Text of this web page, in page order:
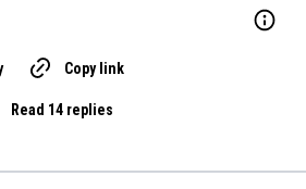
Copy link
Read 14 replies